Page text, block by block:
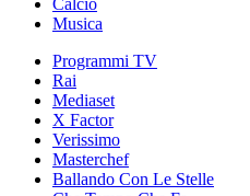
Calcio
Musica
Programmi TV
Rai
Mediaset
X Factor
Verissimo
Masterchef
Ballando Con Le Stelle